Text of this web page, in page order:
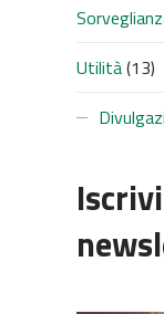
Utilità(13)